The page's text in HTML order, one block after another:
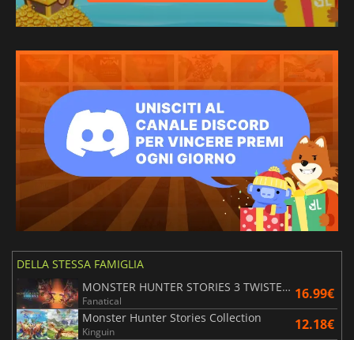
DELLA STESSA FAMIGLIA
MONSTER HUNTER STORIES 3 TWISTED REFLECTION
Fanatical 16.99€
Monster Hunter Stories Collection
Kinguin 12.18€